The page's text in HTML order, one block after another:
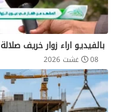
بالفيديو اراء زوار خريف صلالة 2026 محافظة ظفار
08 غشت 2026